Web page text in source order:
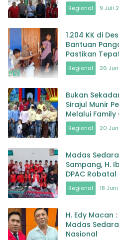
Regional 9 Juli
1.204 KK di
Bantuan
Pastikan
Regional 26
Bukan
Sirajul Munir
Melalui
Regional 20
Madas
Sampang, H.
DPAC Robatal
Regional 18
H. Edy Macan
Madas
Nasional